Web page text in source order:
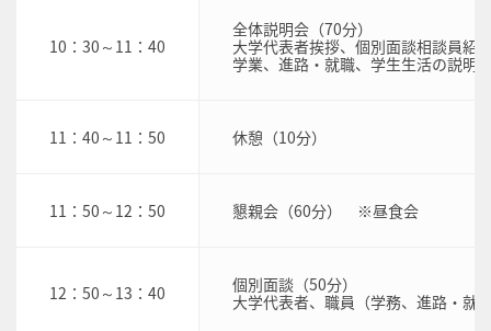
10：30～11：40
全体説明会（70分）
大学代表者挨拶、個別面談相談員紹
学業、進路・就職、学生生活の説明
11：40～11：50 休憩（10分）
11：50～12：50 懇親会（60分） ※昼食会
12：50～13：40
個別面談（50分）
大学代表者、職員（学務、進路・就